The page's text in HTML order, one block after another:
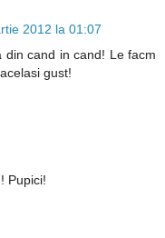
2012 la 01:07
din cand in cand! Le facm
gust!
Pupici!